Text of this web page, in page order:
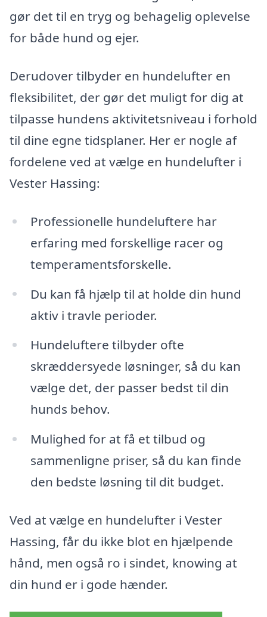
gør det til en tryg og behagelig oplevelse
for både hund og ejer.
Derudover tilbyder en hundelufter en
fleksibilitet, der gør det muligt for dig at
tilpasse hundens aktivitetsniveau i forhold
til dine egne tidsplaner. Her er nogle af
fordelene ved at vælge en hundelufter i
Vester Hassing:
Professionelle hundeluftere har
erfaring med forskellige racer og
temperamentsforskelle.
Du kan få hjælp til at holde din hund
aktiv i travle perioder.
Hundeluftere tilbyder ofte
skræddersyede løsninger, så du kan
vælge det, der passer bedst til din
hunds behov.
Mulighed for at få et tilbud og
sammenligne priser, så du kan finde
den bedste løsning til dit budget.
Ved at vælge en hundelufter i Vester
Hassing, får du ikke blot en hjælpende
hånd, men også ro i sindet, knowing at
din hund er i gode hænder.